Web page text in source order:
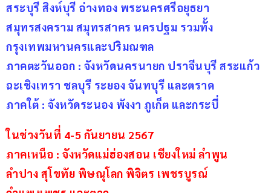
สระบุรี สิงห์บุรี อ่างทอง พระนครศรีอยุธยา
สมุทรสงคราม สมุทรสาคร นครปฐม รวมทั้ง
กรุงเทพมหานครและปริมณฑล
ภาคตะวันออก : จังหวัดนครนายก ปราจีนบุรี สระแก้ว
ฉะเชิงเทรา ชลบุรี ระยอง จันทบุรี และตราด
ภาคใต้ : จังหวัดระนอง พังงา ภูเก็ต และกระบี่
ในช่วงวันที่ 4-5 กันยายน 2567
ภาคเหนือ : จังหวัดแม่ฮ่องสอน เชียงใหม่ ลำพูน
ลำปาง สุโขทัย พิษณุโลก พิจิตร เพชรบูรณ์